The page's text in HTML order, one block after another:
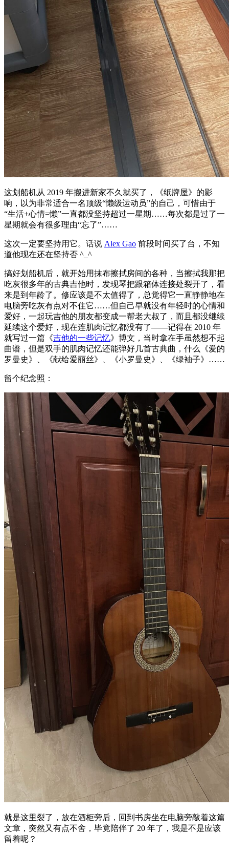
这划船机从 2019 年搬进新家不久就买了，《纸牌屋》的影
响，以为非常适合一名顶级“懒级运动员”的自己，可惜由于
“生活+心情=懒”一直都没坚持超过一星期……每次都是过了一
星期就会有很多理由“忘了”……
这次一定要坚持用它。话说 Alex Gao 前段时间买了台，不知
道他现在还在坚持否 ^_^
搞好划船机后，就开始用抹布擦拭房间的各种，当擦拭我那把
吃灰很多年的古典吉他时，发现琴把跟箱体连接处裂开了，看
来是到年龄了。修应该是不太值得了，总觉得它一直静静地在
电脑旁吃灰有点对不住它……但自己早就没有年轻时的心情和
爱好，一起玩吉他的朋友都变成一帮老大叔了，而且都没继续
延续这个爱好，现在连肌肉记忆都没有了——记得在 2010 年
就写过一篇《吉他的一些记忆》博文，当时拿在手虽然想不起
曲谱，但是双手的肌肉记忆还能弹好几首古典曲，什么《爱的
罗曼史》、《献给爱丽丝》、《小罗曼史》、《绿袖子》……
留个纪念照：
就是这里裂了，放在酒柜旁后，回到书房坐在电脑旁敲着这篇
文章，突然又有点不舍，毕竟陪伴了 20 年了，我是不是应该
留着呢？